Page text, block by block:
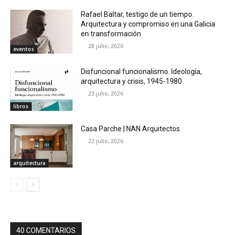
eventos
Rafael Baltar, testigo de un tiempo.
Arquitectura y compromiso en una Galicia
en transformación
28 julio, 2026
libros
Disfuncional funcionalismo. Ideología,
arquitectura y crisis, 1945-1980
23 julio, 2026
arquitectura
Casa Parche | NAN Arquitectos
22 julio, 2026
40 COMENTARIOS